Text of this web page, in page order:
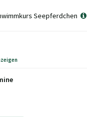
Seepferdchen